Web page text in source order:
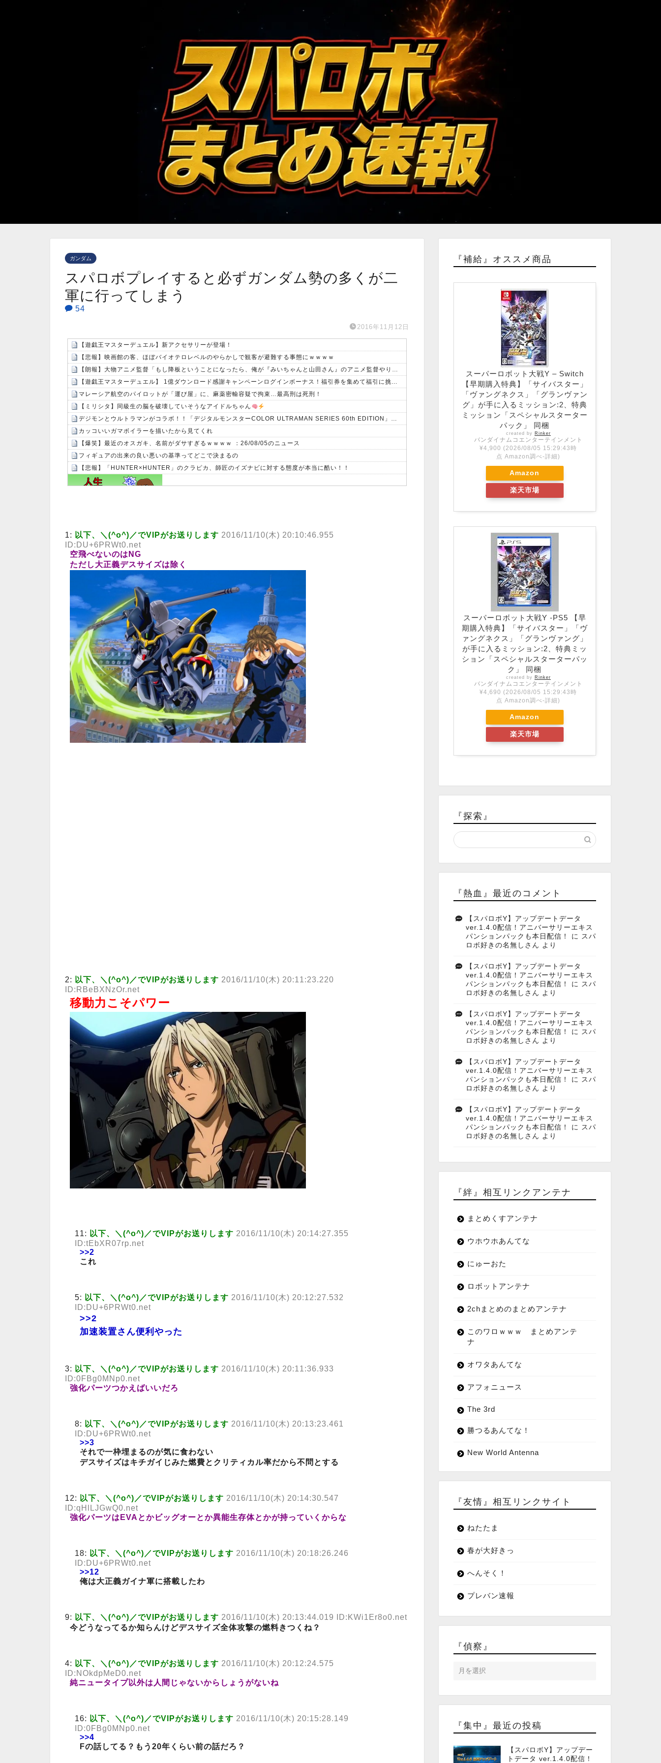
ガンダム
スパロボプレイすると必ずガンダム勢の多くが二
軍に行ってしまう
54
2016年11月12日
【遊戯王マスターデュエル】新アクセサリーが登場！
【悲報】映画館の客、ほぼバイオテロレベルのやらかしで観客が避難する事態にｗｗｗｗ
【朗報】大物アニメ監督「もし降板ということになったら、俺が『みいちゃんと山田さん』のアニメ監督やります」
【遊戯王マスターデュエル】 1億ダウンロード感謝キャンペーンログインボーナス！福引券を集めて福引に挑戦しよう！
マレーシア航空のパイロットが「運び屋」に、麻薬密輸容疑で拘束…最高刑は死刑！
【ミリシタ】同級生の脳を破壊していそうなアイドルちゃん
デジモンとウルトラマンがコラボ！！「デジタルモンスターCOLOR ULTRAMAN SERIES 60th EDITION」発売決定！！
カッコいいガマボイラーを描いたから見てくれ
【爆笑】最近のオスガキ、名前がダサすぎるｗｗｗｗ ：26/08/05のニュース
フィギュアの出来の良い悪いの基準ってどこで決まるの
【悲報】「HUNTER×HUNTER」のクラピカ、師匠のイズナビに対する態度が本当に酷い！！
1: 以下、＼(^o^)／でVIPがお送りします 2016/11/10(木) 20:10:46.955
ID:DU+6PRWt0.net
空飛べないのはNG
ただし大正義デスサイズは除く
2: 以下、＼(^o^)／でVIPがお送りします 2016/11/10(木) 20:11:23.220
ID:RBeBXNzOr.net
移動力こそパワー
11: 以下、＼(^o^)／でVIPがお送りします 2016/11/10(木) 20:14:27.355
ID:tEbXR07rp.net
>>2
これ
5: 以下、＼(^o^)／でVIPがお送りします 2016/11/10(木) 20:12:27.532
ID:DU+6PRWt0.net
>>2
加速装置さん便利やった
3: 以下、＼(^o^)／でVIPがお送りします 2016/11/10(木) 20:11:36.933
ID:0FBg0MNp0.net
強化パーツつかえばいいだろ
8: 以下、＼(^o^)／でVIPがお送りします 2016/11/10(木) 20:13:23.461
ID:DU+6PRWt0.net
>>3
それで一枠埋まるのが気に食わない
デスサイズはキチガイじみた燃費とクリティカル率だから不問とする
12: 以下、＼(^o^)／でVIPがお送りします 2016/11/10(木) 20:14:30.547
ID:qHlLJGwQ0.net
強化パーツはEVAとかビッグオーとか異能生存体とかが持っていくからな
18: 以下、＼(^o^)／でVIPがお送りします 2016/11/10(木) 20:18:26.246
ID:DU+6PRWt0.net
>>12
俺は大正義ガイナ軍に搭載したわ
9: 以下、＼(^o^)／でVIPがお送りします 2016/11/10(木) 20:13:44.019 ID:KWi1Er8o0.net
今どうなってるか知らんけどデスサイズ全体攻撃の燃料きつくね？
4: 以下、＼(^o^)／でVIPがお送りします 2016/11/10(木) 20:12:24.575
ID:NOkdpMeD0.net
純ニュータイプ以外は人間じゃないからしょうがないね
16: 以下、＼(^o^)／でVIPがお送りします 2016/11/10(木) 20:15:28.149
ID:0FBg0MNp0.net
>>4
Fの話してる？もう20年くらい前の話だろ？
『補給』オススメ商品
スーパーロボット大戦Y – Switch
【早期購入特典】「サイバスター」
「ヴァングネクス」「グランヴァン
グ」が手に入るミッション:2、特典
ミッション「スペシャルスターター
パック」 同梱
created by Rinker
バンダイナムコエンターテインメント
¥4,900 (2026/08/05 15:29:43時
点 Amazon調べ-詳細)
Amazon
楽天市場
スーパーロボット大戦Y -PS5 【早
期購入特典】「サイバスター」「ヴ
ァングネクス」「グランヴァング」
が手に入るミッション:2、特典ミッ
ション「スペシャルスターターパッ
ク」 同梱
created by Rinker
バンダイナムコエンターテインメント
¥4,690 (2026/08/05 15:29:43時
点 Amazon調べ-詳細)
Amazon
楽天市場
『探索』
『熱血』最近のコメント
【スパロボY】アップデートデータ
ver.1.4.0配信！アニバーサリーエキス
パンションパックも本日配信！
に
スパ
ロボ好きの名無しさん より
【スパロボY】アップデートデータ
ver.1.4.0配信！アニバーサリーエキス
パンションパックも本日配信！
に
スパ
ロボ好きの名無しさん より
【スパロボY】アップデートデータ
ver.1.4.0配信！アニバーサリーエキス
パンションパックも本日配信！
に
スパ
ロボ好きの名無しさん より
【スパロボY】アップデートデータ
ver.1.4.0配信！アニバーサリーエキス
パンションパックも本日配信！
に
スパ
ロボ好きの名無しさん より
【スパロボY】アップデートデータ
ver.1.4.0配信！アニバーサリーエキス
パンションパックも本日配信！
に
スパ
ロボ好きの名無しさん より
『絆』相互リンクアンテナ
まとめくすアンテナ
ウホウホあんてな
にゅーおた
ロボットアンテナ
2chまとめのまとめアンテナ
このワロｗｗｗ まとめアンテ
ナ
オワタあんてな
アフォニュース
The 3rd
勝つるあんてな！
New World Antenna
『友情』相互リンクサイト
ねたたま
春が大好きっ
へんそく！
プレバン速報
『偵察』
『集中』最近の投稿
【スパロボY】アップデー
トデータ ver.1.4.0配信！